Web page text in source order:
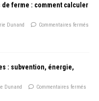
de ferme : comment calculer
Dunand Commentaires fermés
: subvention, énergie,
Dunand Commentaires fermés